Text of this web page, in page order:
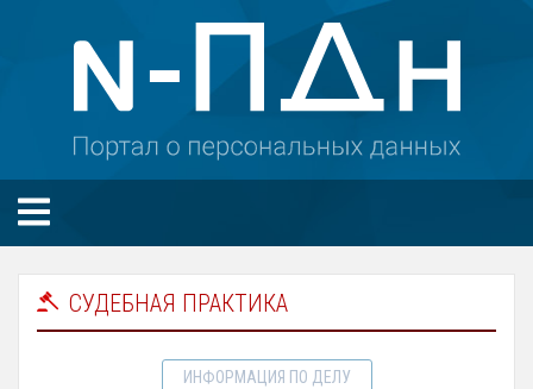
СУДЕБНАЯ ПРАКТИКА
ИНФОРМАЦИЯ ПО ДЕЛУ